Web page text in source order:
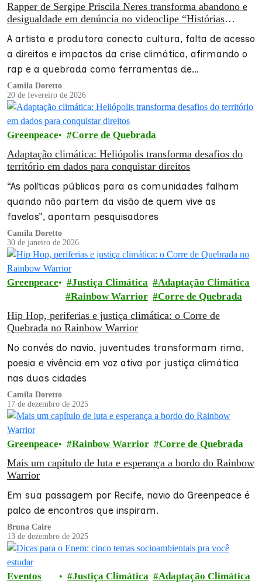
Rapper de Sergipe Priscila Neres transforma abandono e
desigualdade em denúncia no videoclipe “Histórias
A artista e produtora conecta cultura, falta de acesso
a direitos e impactos da crise climática, afirmando o
rap e a quebrada como ferramentas de
transformação
Camila Doretto
20 de fevereiro de 2026
Greenpeace Corre de Quebrada
Adaptação climática: Heliópolis transforma desafios do
território em dados para conquistar direitos
“As políticas públicas para as comunidades falham
quando não partem da visão de quem vive as
favelas”, apontam pesquisadores
Camila Doretto
30 de janeiro de 2026
Greenpeace Justiça Climática
Adaptação Climática
Rainbow Warrior
Corre de Quebrada
Hip Hop, periferias e justiça climática: o Corre de
Quebrada no Rainbow Warrior
No convés do navio, juventudes transformam rima,
poesia e vivência em voz ativa por justiça climática
nas duas cidades
Camila Doretto
17 de dezembro de 2025
Greenpeace Rainbow Warrior Corre de Quebrada
Mais um capítulo de luta e esperança a bordo do Rainbow
Warrior
Em sua passagem por Recife, navio do Greenpeace é
palco de encontros que inspiram.
Bruna Caire
13 de dezembro de 2025
Eventos
Justiça Climática
Adaptação Climática